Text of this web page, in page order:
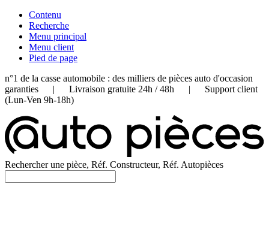
Contenu
Recherche
Menu principal
Menu client
Pied de page
n°1 de la casse automobile : des milliers de pièces auto d'occasion
garanties | Livraison gratuite 24h / 48h | Support client
(Lun-Ven 9h-18h)
Rechercher une pièce, Réf. Constructeur, Réf. Autopièces